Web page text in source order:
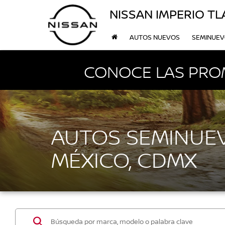
NISSAN IMPERIO
AUTOS NUEVOS
CONOCE LAS
AUTOS
MÉXICO, CDMX